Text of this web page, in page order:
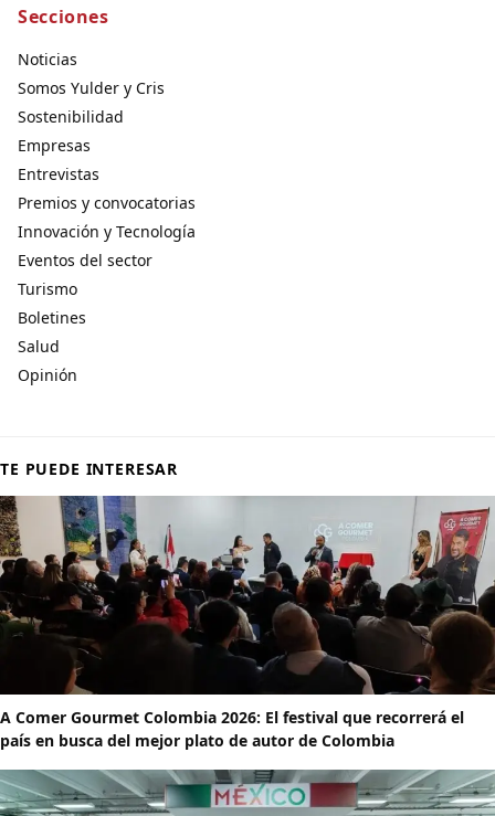
Secciones
Noticias
Somos Yulder y Cris
Sostenibilidad
Empresas
Entrevistas
Premios y convocatorias
Innovación y Tecnología
Eventos del sector
Turismo
Boletines
Salud
Opinión
TE PUEDE INTERESAR
A Comer Gourmet Colombia 2026: El festival que recorrerá el
país en busca del mejor plato de autor de Colombia